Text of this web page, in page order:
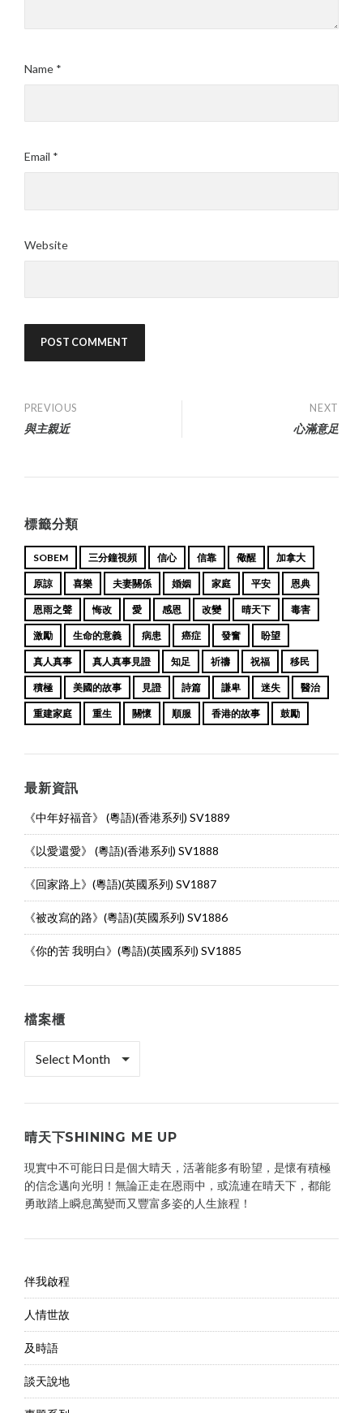
Name *
Email *
Website
Post
PREVIOUS
與主親近
NEXT
心滿意足
標籤分類
SOBEM 三分鐘視頻 信心 信靠 儆醒 加拿大
原諒 喜樂 夫妻關係 婚姻 家庭 平安 恩典
恩雨之聲 悔改 愛 感恩 改變 晴天下 毒害
激勵 生命的意義 病患 癌症 發奮 盼望
真人真事 真人真事見證 知足 祈禱 祝福 移民
積極 美國的故事 見證 詩篇 謙卑 迷失 醫治
重建家庭 重生 關懷 順服 香港的故事 鼓勵
最新資訊
《中年好福音》 (粵語)(香港系列) SV1889
《以愛還愛》 (粵語)(香港系列) SV1888
《回家路上》(粵語)(英國系列) SV1887
《被改寫的路》(粵語)(英國系列) SV1886
《你的苦 我明白》(粵語)(英國系列) SV1885
檔案櫃
晴天下SHINING ME UP
現實中不可能日日是個大晴天，活著能多有盼望，是懷有積極
的信念邁向光明！無論正走在恩雨中，或流連在晴天下，都能
勇敢踏上瞬息萬變而又豐富多姿的人生旅程！
伴我啟程
人情世故
及時語
談天說地